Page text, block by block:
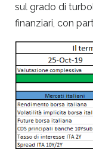
sul grado di
finanziari, con